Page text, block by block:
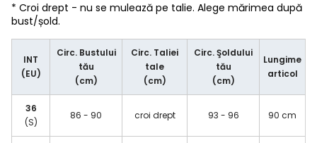
* Croi drept - nu se mulează pe talie. Alege mărimea după
bust/șold.
INT
(EU)
Circ. Bustului
tău
(cm)
Circ. Taliei
tale
(cm)
Circ. Şoldului
tău
(cm)
Lungime
articol
36
(S)
86 - 90 croi drept 93 - 96 90 cm